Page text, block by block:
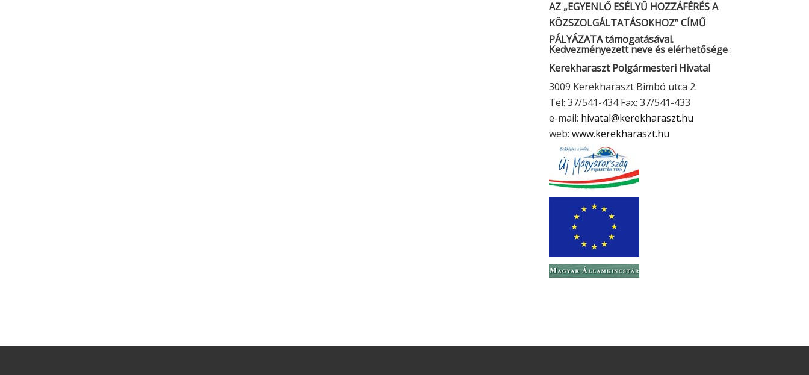
AZ „EGYENLŐ ESÉLYŰ HOZZÁFÉRÉS A
KÖZSZOLGÁLTATÁSOKHOZ” CÍMŰ
PÁLYÁZATA támogatásával.
Kedvezményezett neve és elérhetősége:
Kerekharaszt Polgármesteri Hivatal
3009 Kerekharaszt Bimbó utca 2.
Tel: 37/541-434 Fax: 37/541-433
e-mail: hivatal@kerekharaszt.hu
web: www.kerekharaszt.hu